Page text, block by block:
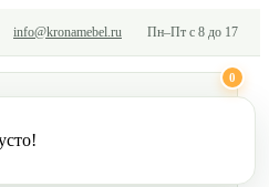
info@kronamebel.ru Пн–Пт с 8 до 17
0